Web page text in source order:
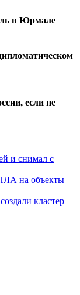
в Юрмале
если не
и снимал с
на объекты
кластер